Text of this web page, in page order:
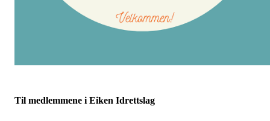
Til medlemmene i Eiken Idrettslag